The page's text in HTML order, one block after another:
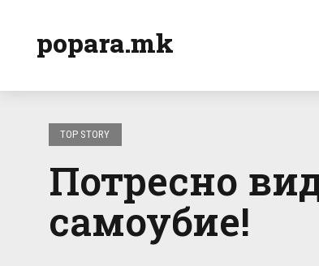
popara.mk
TOP STORY
Потресно
самоубие!